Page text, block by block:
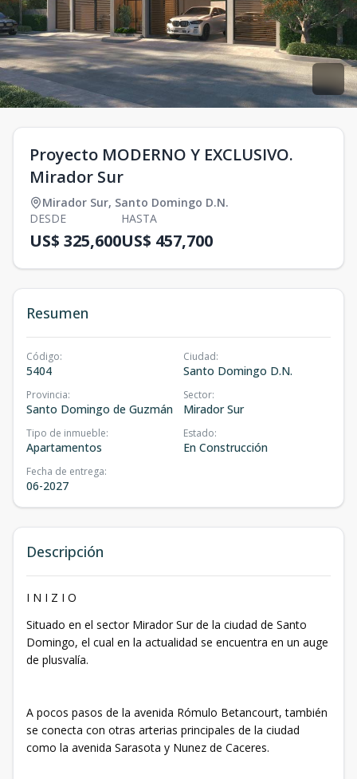
Proyecto MODERNO Y EXCLUSIVO.
Mirador Sur
Mirador Sur, Santo Domingo D.N.
DESDE
US$ 325,600
HASTA
US$ 457,700
Resumen
Código:
5404
Ciudad:
Santo Domingo D.N.
Provincia:
Santo Domingo de Guzmán
Sector:
Mirador Sur
Tipo de inmueble:
Apartamentos
Estado:
En Construcción
Fecha de entrega:
06-2027
Descripción
I N I Z I O
Situado en el sector Mirador Sur de la ciudad de Santo
Domingo, el cual en la actualidad se encuentra en un auge
de plusvalía.
A pocos pasos de la avenida Rómulo Betancourt, también
se conecta con otras arterias principales de la ciudad
como la avenida Sarasota y Nunez de Caceres.